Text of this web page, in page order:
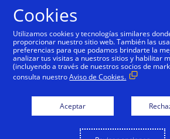
Nuestros valores
Cookies
Utilizamos cookies y tecnologías similares
proporcionar nuestro sitio web. También las
preferencias para que podamos brindarte la
analizar tus visitas a nuestros sitios y habilitar
(incluyendo a través de nuestros socios de
consulta nuestroAviso de Cookies.
Aceptar